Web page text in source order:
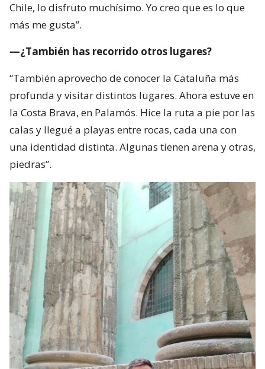
profunda y visitar distintos lugares. Ahora estuve en
la Costa Brava, en Palamós. Hice la ruta a pie por las
calas y llegué a playas entre rocas, cada una con
una identidad distinta. Algunas tienen arena y otras,
piedras”.